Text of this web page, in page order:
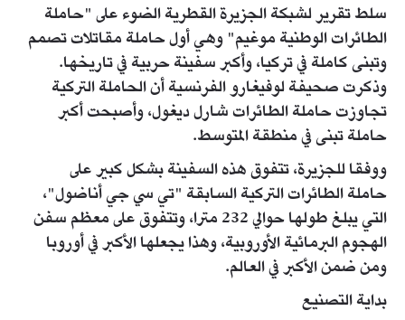
سلط تقرير لشبكة الجزيرة القطرية الضوء على "حاملة
الطائرات الوطنية موغيم" وهي أول حاملة مقاتلات تصمم
وتبنى كاملة في تركيا، وأكبر سفينة حربية في تاريخها.
وذكرت صحيفة لوفيغارو الفرنسية أن الحاملة التركية
تجاوزت حاملة الطائرات شارل ديغول، وأصبحت أكبر
حاملة تبنى في منطقة المتوسط.
ووفقا للجزيرة، تتفوق هذه السفينة بشكل كبير على
حاملة الطائرات التركية السابقة "تي سي جي أناضول"،
التي يبلغ طولها حوالي 232 مترا، وتتفوق على معظم سفن
الهجوم البرمائية الأوروبية، وهذا يجعلها الأكبر في أوروبا
ومن ضمن الأكبر في العالم.
بداية التصنيع